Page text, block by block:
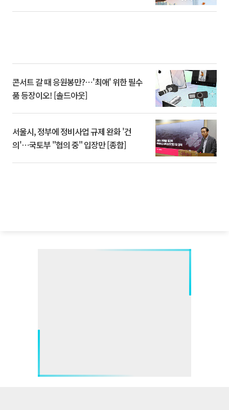
콘서트 갈 때 응원봉만?⋯'최애' 위한 필수
품 등장이오! [솔드아웃]
서울시, 정부에 정비사업 규제 완화 '건
의'⋯국토부 "협의 중" 입장만 [종합]